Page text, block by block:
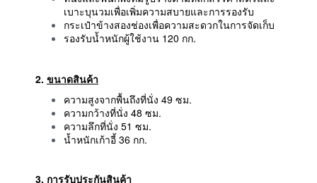
เบาะบุนวมเพื่อเพิ่มความสบายและการรองรับ
กระเป๋าข้างสองช่องเพื่อความสะดวกในการจัดเก็บ
รองรับน้ำหนักผู้ใช้งาน 120 กก.
2. ขนาดสินค้า
ความสูงจากพื้นถึงที่นั่ง 49 ซม.
ความกว้างที่นั่ง 48 ซม.
ความลึกที่นั่ง 51 ซม.
น้ำหนักเก้าอี้ 36 กก.
3. การรับประกันสินค้า